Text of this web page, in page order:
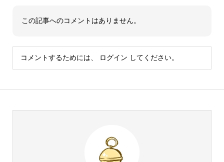
この記事へのコメントはありません。
コメントするためには、 ログイン してください。